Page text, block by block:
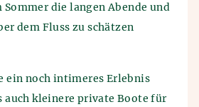
Sommer die langen Abende und
dem Fluss zu schätzen
ein noch intimeres Erlebnis
auch kleinere private Boote für